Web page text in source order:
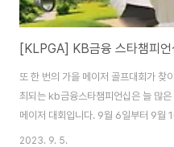
또 한 번의 가을 메이저 골프대회가 찾
최되는 kb금융스타챔피언십은 늘 많
메이저 대회입니다. 9월 6일부터 9월
억 원, 정상급선수 108명이 참가합니
2023. 9. 5.